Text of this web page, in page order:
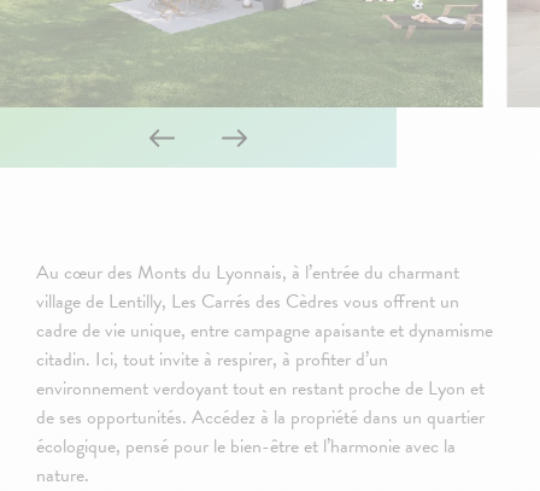
Au cœur des Monts du Lyonnais, à l’entrée du charmant
village de Lentilly, Les Carrés des Cèdres vous offrent un
cadre de vie unique, entre campagne apaisante et dynamisme
citadin. Ici, tout invite à respirer, à profiter d’un
environnement verdoyant tout en restant proche de Lyon et
de ses opportunités. Accédez à la propriété dans un quartier
écologique, pensé pour le bien-être et l’harmonie avec la
nature.